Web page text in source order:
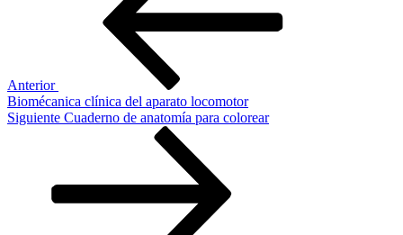
Anterior
Biomécanica clínica del aparato locomotor
Siguiente
Siguiente Cuaderno de anatomía para colorear